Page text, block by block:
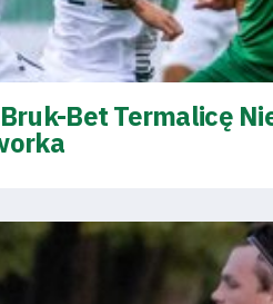
Bet Termalicę